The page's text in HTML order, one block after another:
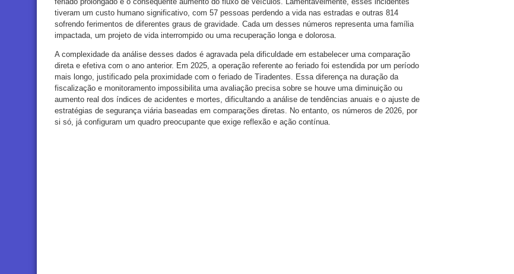
tiveram um custo humano significativo, com 57 pessoas perdendo a vida nas estradas e outras 814
sofrendo ferimentos de diferentes graus de gravidade. Cada um desses números representa uma família
impactada, um projeto de vida interrompido ou uma recuperação longa e dolorosa.
A complexidade da análise desses dados é agravada pela dificuldade em estabelecer uma comparação
direta e efetiva com o ano anterior. Em 2025, a operação referente ao feriado foi estendida por um período
mais longo, justificado pela proximidade com o feriado de Tiradentes. Essa diferença na duração da
fiscalização e monitoramento impossibilita uma avaliação precisa sobre se houve uma diminuição ou
aumento real dos índices de acidentes e mortes, dificultando a análise de tendências anuais e o ajuste de
estratégias de segurança viária baseadas em comparações diretas. No entanto, os números de 2026, por
si só, já configuram um quadro preocupante que exige reflexão e ação contínua.